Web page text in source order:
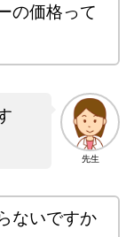
の価格って
先生
ないですか